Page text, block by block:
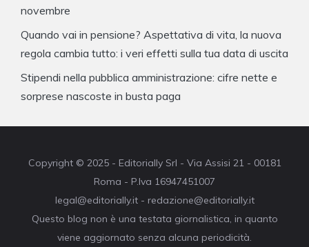
novembre
Quando vai in pensione? Aspettativa di vita, la nuova
regola cambia tutto: i veri effetti sulla tua data di uscita
Stipendi nella pubblica amministrazione: cifre nette e
sorprese nascoste in busta paga
Copyright © 2025 - Editorially Srl - Via Assisi 21 - 00181
Roma - P.Iva 16947451007
legal@editorially.it - redazione@editorially.it
Questo blog non è una testata giornalistica, in quanto
viene aggiornato senza alcuna periodicità.